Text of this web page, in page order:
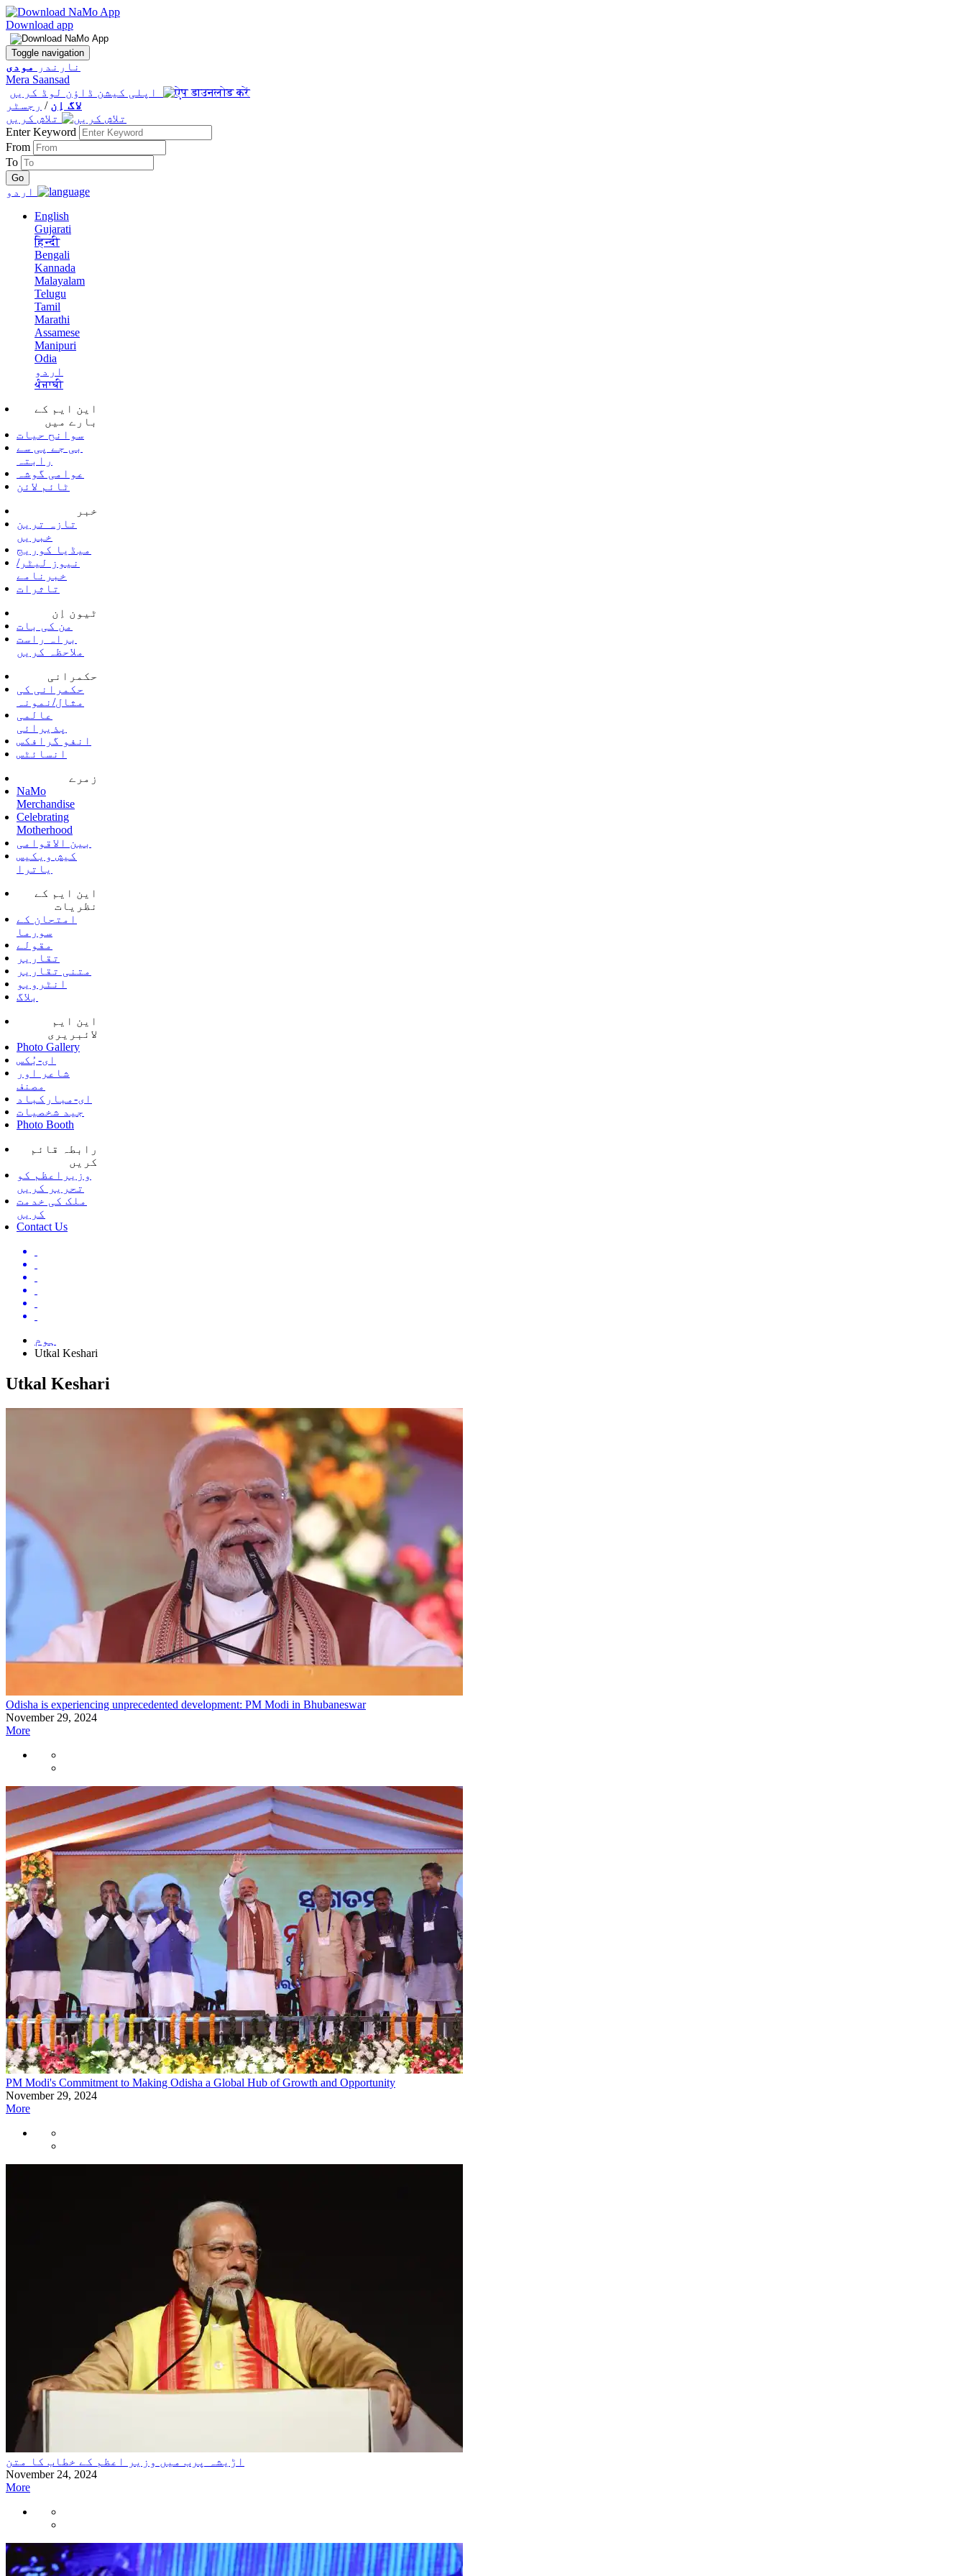
Download app
Toggle navigation
نارندر
مودی
Mera Saansad
اپلی کیشن ڈاؤن لوڈ کریں
لاگ اِن / رجسٹر
Enter Keyword
From
To
English
Gujarati
हिन्दी
Bengali
Kannada
Malayalam
Telugu
Tamil
Marathi
Assamese
Manipuri
Odia
اردو
ਪੰਜਾਬੀ
این ایم کے
بارے میں
سوانح حیات
بی جے پی سے
رابتہ
عوامی گوشہ
ٹائم لائن
خبر
تازہ ترین
خبریں
میڈیا کوریج
نیوز لیٹر/
خبرنامے
تاثرات
ٹیون اِن
من کی بات
براہ راست
ملاحظہ کریں
حکمرانی
حکمرانی کی
مثال/نمونہ
عالمی
پذیرائی
انفو گرافکس
انسائٹس
زمرے
NaMo
Merchandise
Celebrating
Motherhood
بین الاقوامی
کیش ویکیس
یاترا
این ایم کے
نظریات
امتحان کے
سورما
مقولے
تقاریر
متنی تقاریر
انٹرویو
بلاگ
این ایم
لائبریری
Photo Gallery
ای-بُکس
شاعر اور
مصنف
ای-مبارکباد
جید شخصیات
Photo Booth
رابطہ قائم
کریں
وزیراعظم کو
تحریر کریں
ملک کی خدمت
کریں
Contact Us
ہوم
Utkal Keshari
Utkal Keshari
Odisha is experiencing unprecedented development: PM Modi in Bhubaneswar
November 29, 2024
More
PM Modi's Commitment to Making Odisha a Global Hub of Growth and Opportunity
November 29, 2024
More
اڑیشہ پرب میں وزیر اعظم کے خطاب کا متن
November 24, 2024
More